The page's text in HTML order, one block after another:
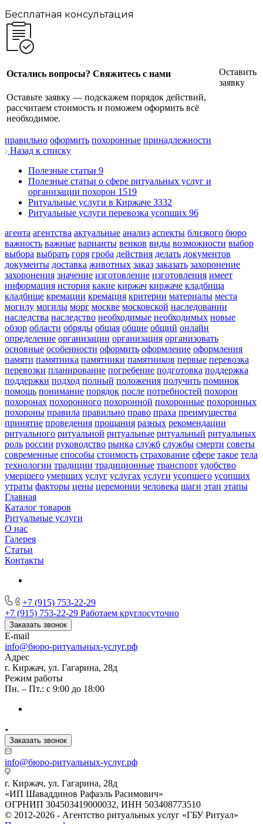
Бесплатная консультация
Остались вопросы? Свяжитесь с нами
Оставьте заявку — подскажем порядок действий,
рассчитаем стоимость и поможем оформить всё
необходимое.
Оставить
заявку
правильно оформить похоронные принадлежности
Назад к списку
Полезные статьи 9
Полезные статьи о сфере ритуальных услуг и
организации похорон 1519
Ритуальные услуги в Киржаче 3332
Ритуальные услуги перевозка усопших 96
агента агентства актуальные анализ аспекты близкого бюро
важность важные варианты венков виды возможности выбор
выбора выбрать горя гроба действия делать документов
документы доставка животных заказ заказать захоронение
захоронения значение изготовление изготовления имеет
информация история какие киржач киржаче кладбища
кладбище кремации кремация критерии материалы места
могилу могилы морг москве московской наследовании
наследства наследство необходимые необходимых новые
обзор области обряды общая общие общий онлайн
определение организации организация организовать
основные особенности оформить оформление оформления
памяти памятника памятники памятников первые перевозка
перевозки планирование погребение подготовка поддержка
поддержки подход полный положения получить поминок
помощь понимание порядок после потребностей похорон
похоронах похоронного похоронной похоронные похоронных
похороны правила правильно право праха преимущества
принятие проведения прощания разных рекомендации
ритуального ритуальной ритуальные ритуальный ритуальных
роль россии руководство рынка служб службы смерти советы
современные способы стоимость страхование сфере такое тела
технологии традиции традиционные транспорт удобство
умершего умерших услуг услугах услуги усопшего усопших
утраты факторы цены церемонии человека шаги этап этапы
Главная
Каталог товаров
Ритуальные услуги
О нас
Галерея
Статьи
Контакты
+7 (915) 753-22-29
+7 (915) 753-22-29 Работаем круглосуточно
Заказать звонок
E-mail
info@бюро-ритуальных-услуг.рф
Адрес
г. Киржач, ул. Гагарина, 28д
Режим работы
Пн. – Пт.: с 9:00 до 18:00
Заказать звонок
info@бюро-ритуальных-услуг.рф
г. Киржач, ул. Гагарина, 28д
«ИП Шаваддинов Рафаэль Расимович»
ОГРНИП 304503419000032, ИНН 503408773510
© 2012-2026 - Агентство ритуальных услуг «ГБУ Ритуал»